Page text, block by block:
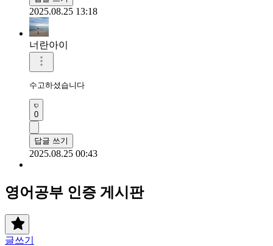
2025.08.25 13:18
너란아이
수고하셨습니다
0
답글 쓰기
2025.08.25 00:43
영어공부 인증 게시판
글쓰기